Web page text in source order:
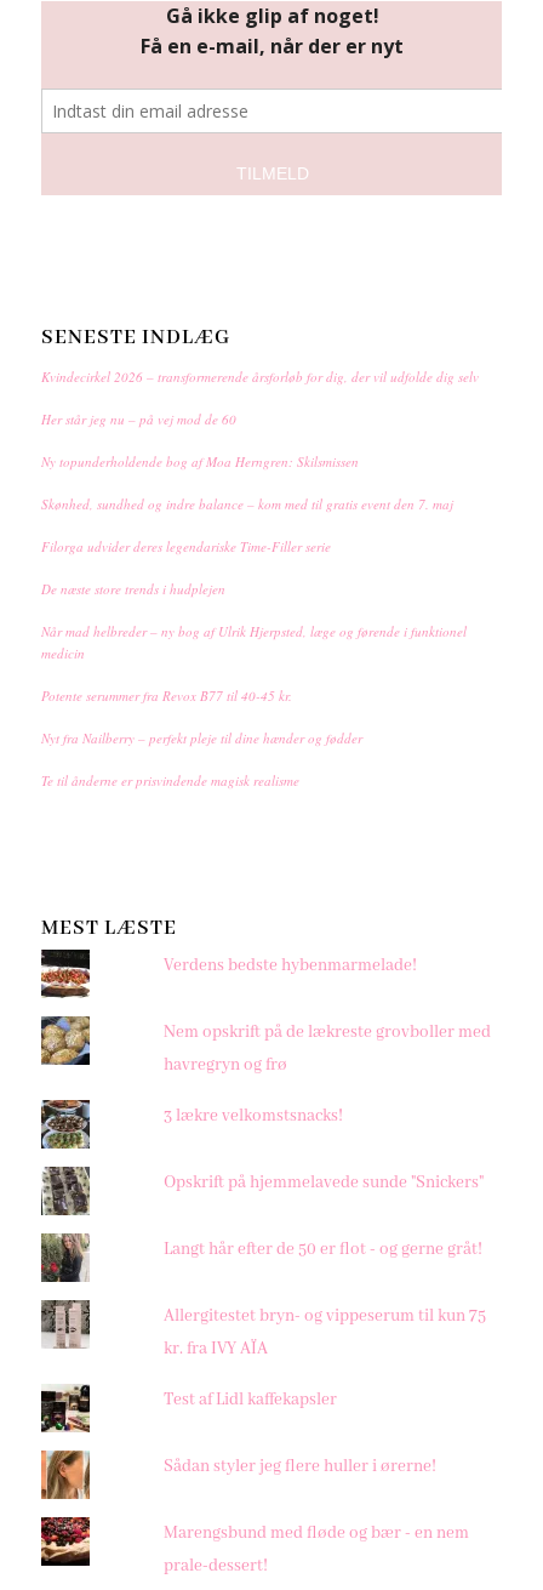
SENESTE INDLÆG
Kvindecirkel 2026 – transformerende årsforløb for dig, der vil udfolde dig selv
Her står jeg nu – på vej mod de 60
Ny topunderholdende bog af Moa Herngren: Skilsmissen
Skønhed, sundhed og indre balance – kom med til gratis event den 7. maj
Filorga udvider deres legendariske Time-Filler serie
De næste store trends i hudplejen
Når mad helbreder – ny bog af Ulrik Hjerpsted, læge og førende i funktionel
medicin
Potente serummer fra Revox B77 til 40-45 kr.
Nyt fra Nailberry – perfekt pleje til dine hænder og fødder
Te til ånderne er prisvindende magisk realisme
MEST LÆSTE
Verdens bedste hybenmarmelade!
Nem opskrift på de lækreste grovboller med
havregryn og frø
3 lækre velkomstsnacks!
Opskrift på hjemmelavede sunde "Snickers"
Langt hår efter de 50 er flot - og gerne gråt!
Allergitestet bryn- og vippeserum til kun 75
kr. fra IVY AÏA
Test af Lidl kaffekapsler
Sådan styler jeg flere huller i ørerne!
Marengsbund med fløde og bær - en nem
prale-dessert!